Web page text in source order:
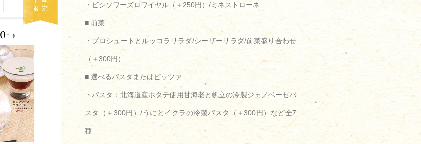
・ビシソワーズロワイヤル（＋250円）/ミネストローネ
■ 前菜
・プロシュートとルッコラサラダ/シーザーサラダ/前菜盛り合わせ
（＋300円）
■ 選べるパスタまたはピッツァ
・パスタ：北海道産ホタテ使用甘海老と帆立の冷製ジェノベーゼパ
スタ（＋300円）/うにとイクラの冷製パスタ（＋300円）など全7
種